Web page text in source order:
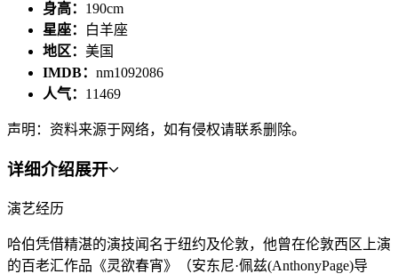
身高： 190cm
星座：
白羊座
地区： 美国
IMDB： nm1092086
人气： 11469
声明：资料来源于网络，如有侵权请联系删除。
详细介绍展开
演艺经历
哈伯凭借精湛的演技闻名于纽约及伦敦，他曾在伦敦西区上演
的百老汇作品《灵欲春宵》（安东尼·佩兹(AnthonyPage)导